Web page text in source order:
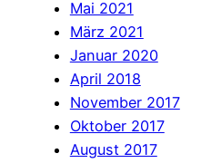
Mai 2021
März 2021
Januar 2020
April 2018
November 2017
Oktober 2017
August 2017